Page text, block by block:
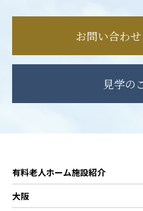
お問い合わ
見学の
有料老人ホーム施設紹介
大阪